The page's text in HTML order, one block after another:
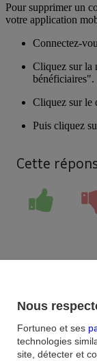
Pour supprimer un
votre application
Connectez-
Cliquez sur la
bénéficiaires".
Cliquez sur le
Puis cliquez
Cette
FAQ/
Banque/
Comment
Nous
Fortuneo et ses
technologies
site, détecter et